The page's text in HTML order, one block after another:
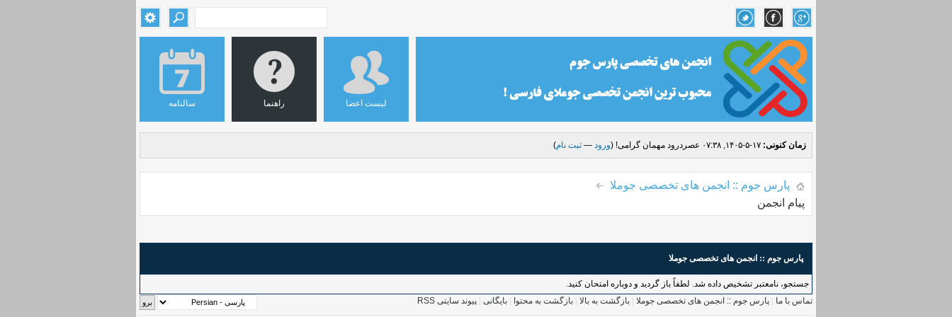
سالنامه راهنما لیست اعضا
زمان کنونی: ۱۷-۵-۱۴۰۵, ۰۷:۳۸ عصر درود مهمان گرامی! (ورود — ثبت نام)
پارس جوم :: انجمن های تخصصی جوملا
پیام انجمن
پارس جوم :: انجمن های تخصصی جوملا
جستجو، نامعتبر تشخیص داده شد. لطفاً باز گردید و دوباره امتحان کنید.
تماس با ما
پارس جوم :: انجمن های تخصصی جوملا بازگشت به بالا بازگشت به محتوا بایگانی پیوند سایتی RSS